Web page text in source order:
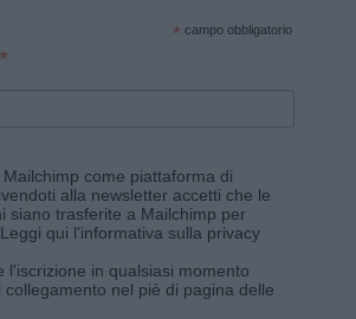
* campo obbligatorio
*
Mailchimp come piattaforma di
alla newsletter accetti che le
siano trasferite a Mailchimp per
Leggi qui l'informativa sulla privacy
l'iscrizione in qualsiasi momento
collegamento nel piè di pagina delle